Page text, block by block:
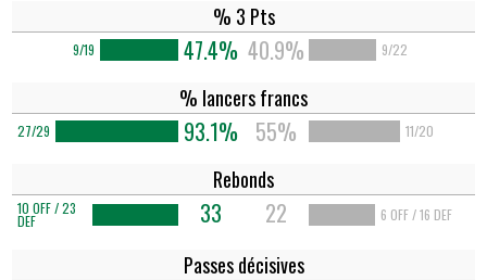
9/19 47.4%
% 3 Pts
40.9% 9/22
27/29 93.1%
% lancers francs
55% 11/20
10 OFF / 23
DEF 33
Rebonds
22 6 OFF / 16 DEF
Passes décisives